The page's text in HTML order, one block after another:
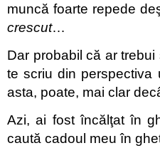
muncă foarte repede
crescut…
Dar probabil că ar
te scriu din perspectiva
asta, poate, mai clar
Azi, ai fost încălţat în
caută cadoul meu în